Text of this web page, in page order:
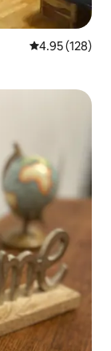
평점 4.95점(5
4.95 (128)